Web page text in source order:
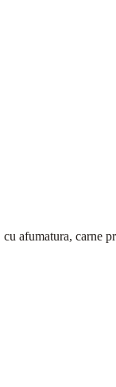
afumatura, carne